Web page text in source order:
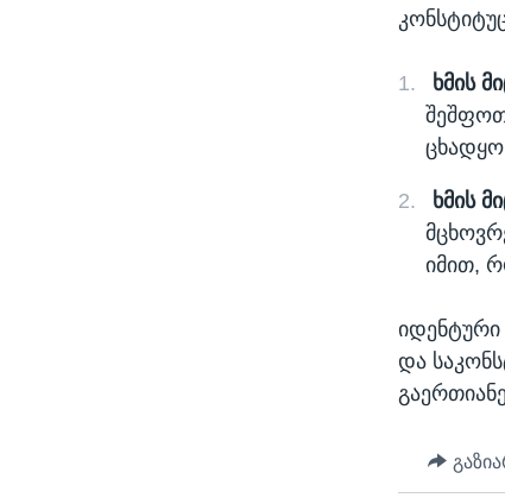
ხმის
ხმის
იმით,
და